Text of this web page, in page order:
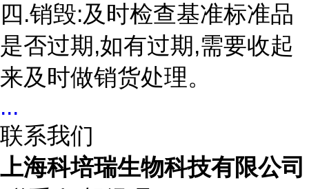
四.销毁:及时检查基准标准品
是否过期,如有过期,需要收起
来及时做销货处理。
...
联系我们
上海科培瑞生物科技有限公司